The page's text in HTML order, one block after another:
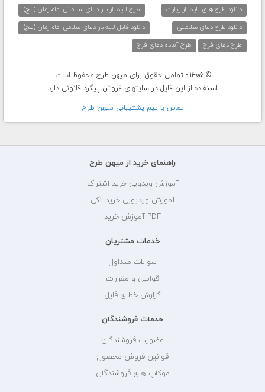
دانلود طرح های لایه باز زیارت
طرح لایه باز بنر دعای سلامتی امام زمان (عج)
دانلود طرح دعای سلامتی
دانلود فایل لایه باز دعای سلامی امام زمان (عج)
طرح دعای فرج
طرح آماده دعای فرج
© 1405 - تمامی حقوق برای میهن طرح محفوظ است.
استفاده از این فایل در سایتهای فروش پیگرد قانونی دارد
تماس با تيم پشتيبانی ميهن طرح
راهنمای خرید از میهن طرح
آموزش ویدویی خرید اشتراک
آموزش ویدیویی خرید تکی
PDF آموزش خرید
خدمات مشتریان
سوالات متداول
قوانین و مقررات
گزارش خطای فایل
خدمات فروشندگان
عضویت فروشندگان
قوانین فروش محصول
موکاپ های فروشندگان